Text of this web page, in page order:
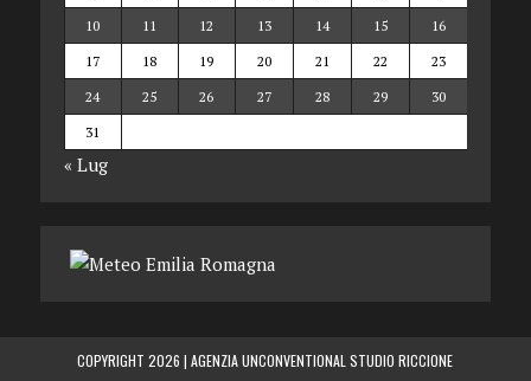
10
11 12 13 14 15
16
17
18 19 20 21 22
23
24
25 26 27 28 29
30
31
« Lug
COPYRIGHT 2026 |AGENZIA UNCONVENTIONAL STUDIO RICCIONE